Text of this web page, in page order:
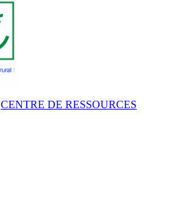
CENTRE DE RESSOURCES